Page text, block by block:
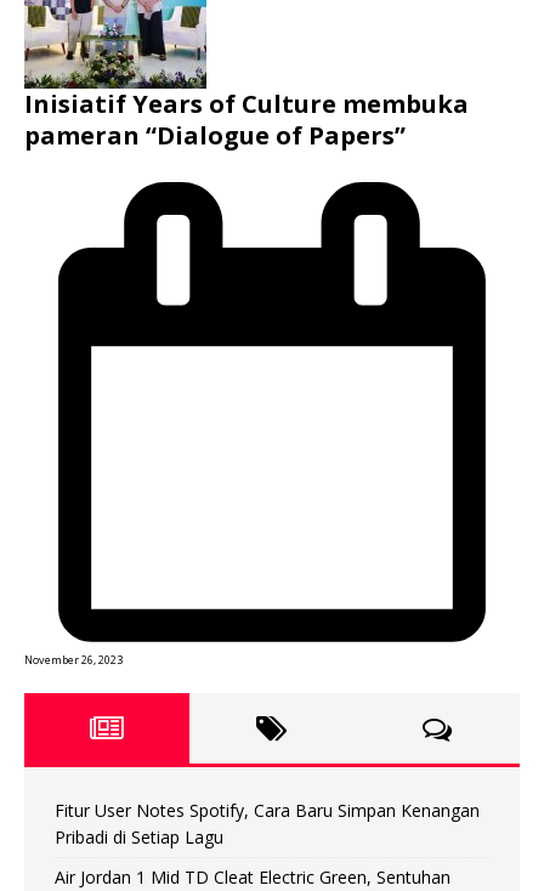
Inisiatif Years of Culture membuka
pameran “Dialogue of Papers”
November 26, 2023
Fitur User Notes Spotify, Cara Baru Simpan Kenangan
Pribadi di Setiap Lagu
Air Jordan 1 Mid TD Cleat Electric Green, Sentuhan